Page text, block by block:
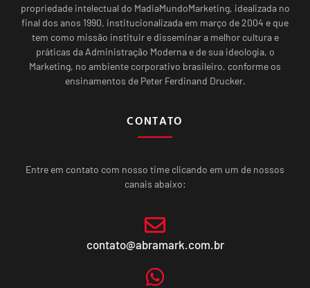
propriedade intelectual do MadiaMundoMarketing, idealizada no
final dos anos 1990, institucionalizada em março de 2004 e que
tem como missão instituir e disseminar a melhor cultura e
práticas da Administração Moderna e de sua ideologia, o
Marketing, no ambiente corporativo brasileiro, conforme os
ensinamentos de Peter Ferdinand Drucker.
CONTATO
Entre em contato com nosso time clicando em um de nossos
canais abaixo:
contato@abramark.com.br